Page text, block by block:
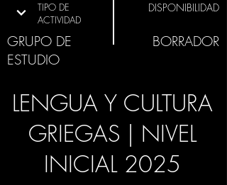
TIPO DE
ACTIVIDAD
GRUPO DE
ESTUDIO
DISPONIBILIDAD
BORRADOR
LENGUA Y CULTURA
GRIEGAS | NIVEL
INICIAL 2025